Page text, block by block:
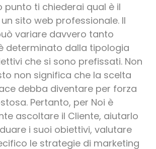
punto ti chiederai qual è il
sito web professionale. Il
variare davvero tanto
determinato dalla tipologia
che si sono prefissati. Non
non significa che la scelta
debba diventare per forza
Pertanto, per Noi è
ascoltare il Cliente, aiutarlo
i suoi obiettivi, valutare
le strategie di marketing